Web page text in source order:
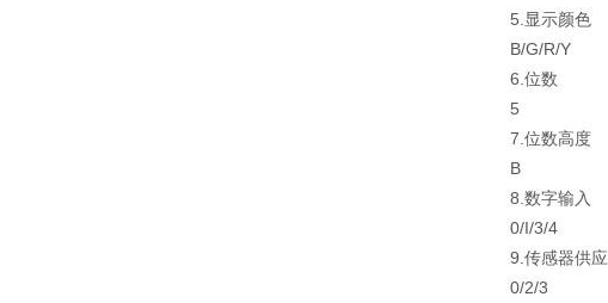
5. 显示颜色
B/G/R/Y
6. 位数
5
7. 位数高度
B
8. 数字输入
0/I/3/4
9. 传感器供应
0/2/3